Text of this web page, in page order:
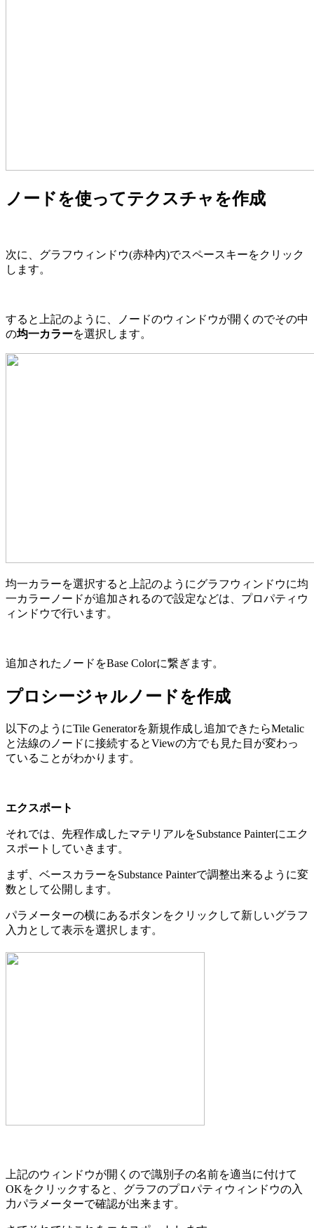
ノードを使ってテクスチャを作成
次に、グラフウィンドウ(赤枠内)でスペースキーをクリック
します。
すると上記のように、ノードのウィンドウが開くのでその中
の均一カラーを選択します。
均一カラーを選択すると上記のようにグラフウィンドウに均
一カラーノードが追加されるので設定などは、プロパティウ
ィンドウで行います。
追加されたノードをBase Colorに繋ぎます。
プロシージャルノードを作成
以下のようにTile Generatorを新規作成し追加できたらMetalic
と法線のノードに接続するとViewの方でも見た目が変わっ
ていることがわかります。
エクスポート
それでは、先程作成したマテリアルをSubstance Painterにエク
スポートしていきます。
まず、ベースカラーをSubstance Painterで調整出来るように変
数として公開します。
パラメーターの横にあるボタンをクリックして新しいグラフ
入力として表示を選択します。
上記のウィンドウが開くので識別子の名前を適当に付けて
OKをクリックすると、グラフのプロパティウィンドウの入
力パラメーターで確認が出来ます。